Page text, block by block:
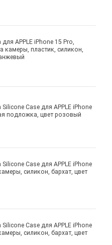
APPLE iPhone 15 Pro,
камеры, пластик, силикон,
Case для APPLE iPhone
подложка, цвет розовый
Case для APPLE iPhone
силикон, бархат, цвет
Case для APPLE iPhone
силикон, бархат, цвет